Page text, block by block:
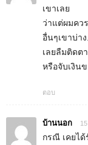
เขาเลย
ว่าแต่ผมคว
อื่นๆเขาบ่า
เลยลืมติดต
หรือจับเงิน
ตอบ
บ้านนอก
กรณี เคยไ